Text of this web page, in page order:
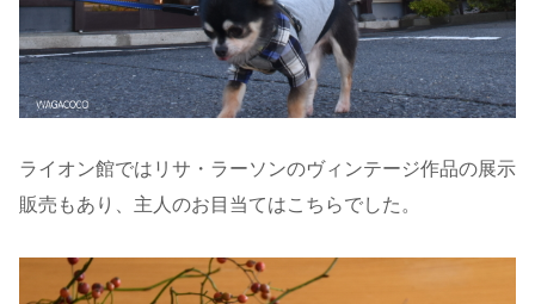
ライオン館ではリサ・ラーソンのヴィンテージ作品の展示
販売もあり、主人のお目当てはこちらでした。